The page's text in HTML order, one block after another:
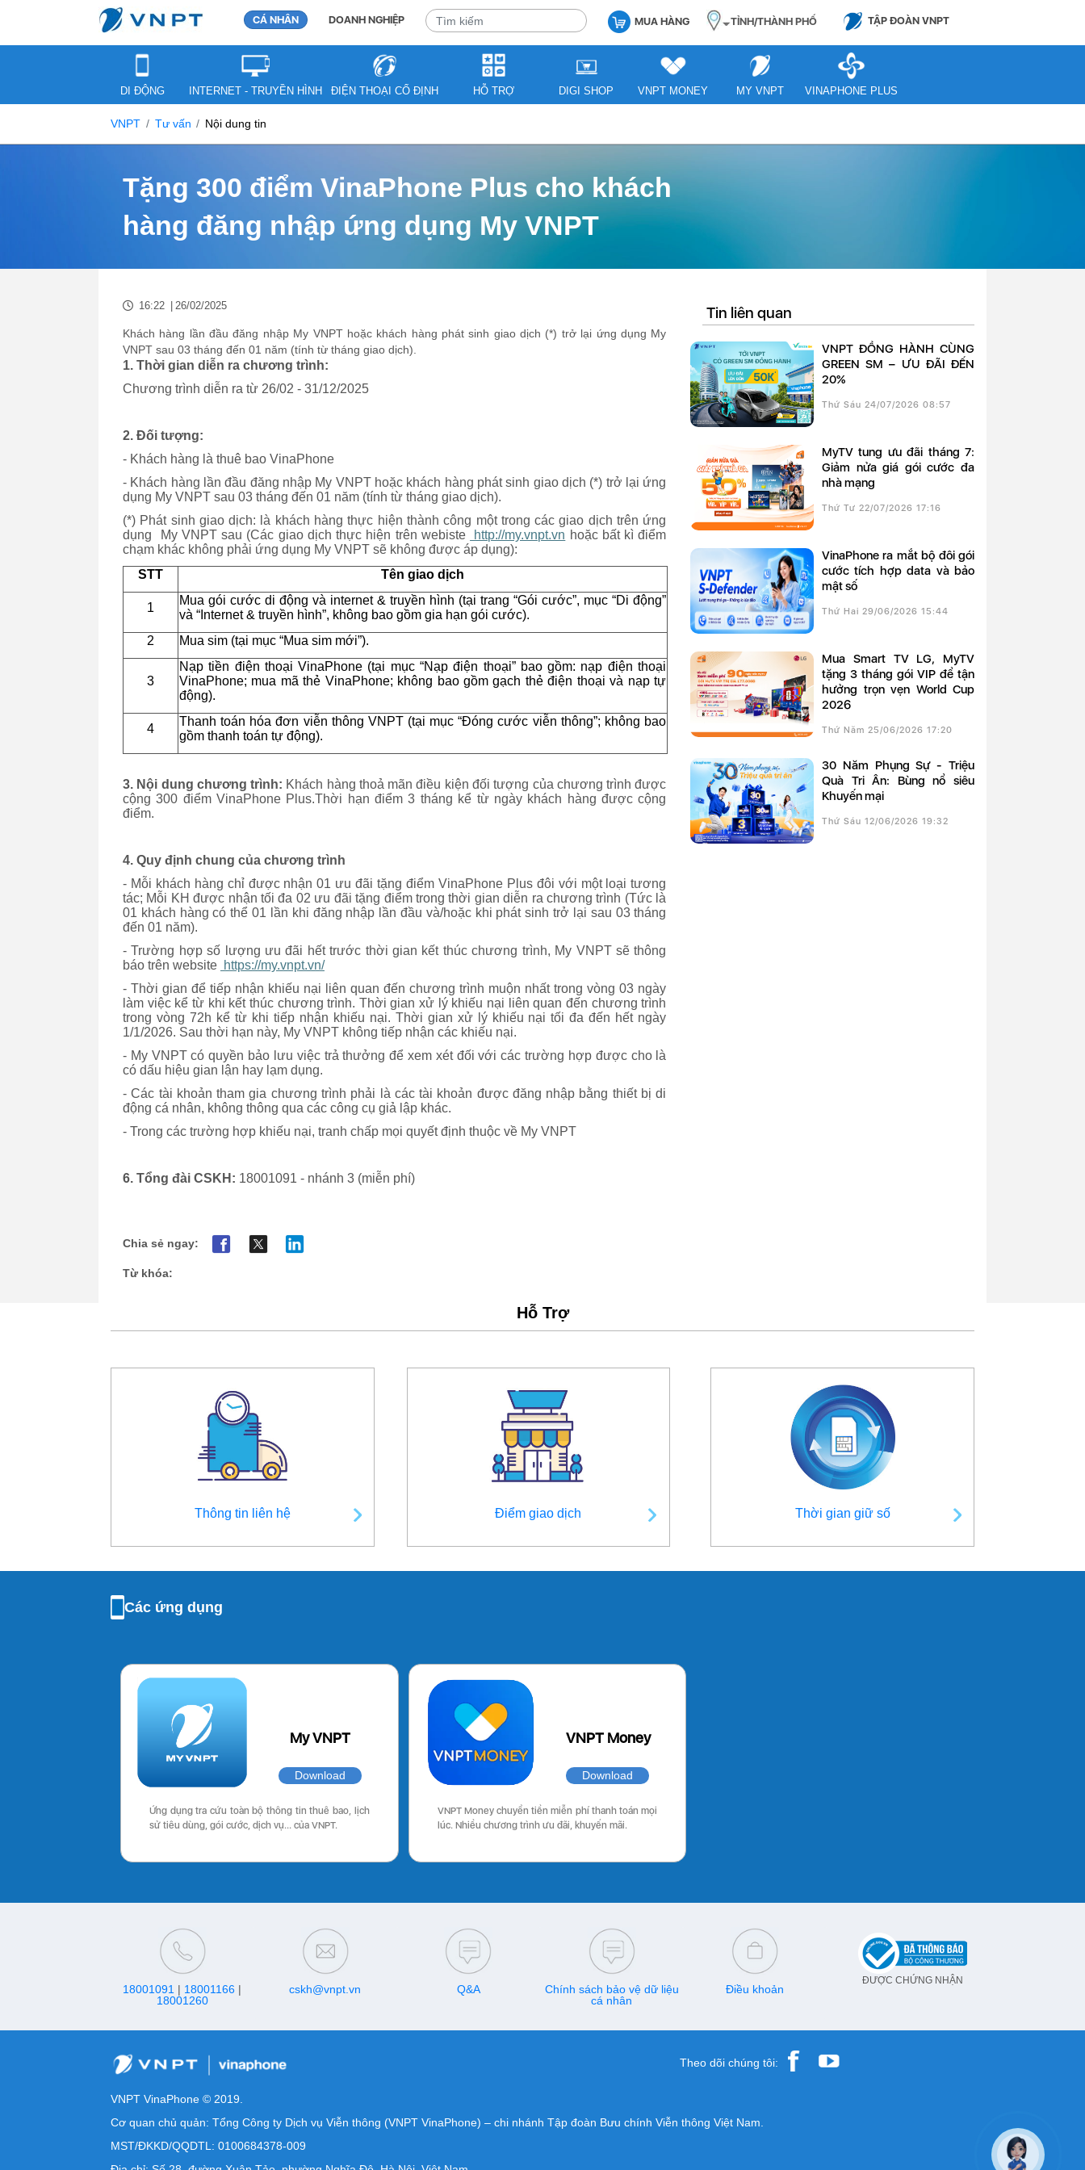
CÁ NHÂN DOANH NGHIỆP MUA HÀNG TỈNH/THÀNH PHỐ TẬP ĐOÀN VNPT
DI ĐỘNG INTERNET - TRUYỀN HÌNH ĐIỆN THOẠI CỐ ĐỊNH HỖ TRỢ DIGI SHOP VNPT MONEY MY VNPT VINAPHONE PLUS
VNPT Tư vấn Nội dung tin
Tặng 300 điểm VinaPhone Plus cho khách
hàng đăng nhập ứng dụng My VNPT
16:22 26/02/2025
Khách hàng lần đầu đăng nhập My VNPT hoặc khách hàng phát sinh giao dịch (*) trở lại ứng dụng My
VNPT sau 03 tháng đến 01 năm (tính từ tháng giao dịch).
1. Thời gian diễn ra chương trình:
Chương trình diễn ra từ 26/02 - 31/12/2025
2. Đối tượng:
- Khách hàng là thuê bao VinaPhone
- Khách hàng lần đầu đăng nhập My VNPT hoặc khách hàng phát sinh giao dịch (*) trở lại ứng
dụng My VNPT sau 03 tháng đến 01 năm (tính từ tháng giao dịch).
(*) Phát sinh giao dịch: là khách hàng thực hiện thành công một trong các giao dịch trên ứng
dụng My VNPT sau (Các giao dịch thực hiện trên webiste
http://my.vnpt.vn hoặc bất kì điểm
chạm khác không phải ứng dụng My VNPT sẽ không được áp dụng):
STT
Tên giao dịch
1
Mua gói cước di động và internet & truyền hình (tại trang “Gói cước”, mục “Di động”
và “Internet & truyền hình”, không bao gồm gia hạn gói cước).
2
Mua sim (tại mục “Mua sim mới”).
3
Nạp tiền điện thoại VinaPhone (tại mục “Nạp điện thoại” bao gồm: nạp điện thoại
VinaPhone; mua mã thẻ VinaPhone; không bao gồm gạch thẻ điện thoại và nạp tự
động).
4
Thanh toán hóa đơn viễn thông VNPT (tại mục “Đóng cước viễn thông”; không bao
gồm thanh toán tự động).
3. Nội dung chương trình: Khách hàng thoả mãn điều kiện đối tượng của chương trình được
cộng 300 điểm VinaPhone Plus.Thời hạn điểm 3 tháng kể từ ngày khách hàng được cộng
điểm.
4. Quy định chung của chương trình
- Mỗi khách hàng chỉ được nhận 01 ưu đãi tặng điểm VinaPhone Plus đôi với một loại tương
tác; Mỗi KH được nhận tối đa 02 ưu đãi tặng điểm trong thời gian diễn ra chương trình (Tức là
01 khách hàng có thể 01 lần khi đăng nhập lần đầu và/hoặc khi phát sinh trở lại sau 03 tháng
đến 01 năm).
- Trường hợp số lượng ưu đãi hết trước thời gian kết thúc chương trình, My VNPT sẽ thông
báo trên website https://my.vnpt.vn/
- Thời gian để tiếp nhận khiếu nại liên quan đến chương trình muộn nhất trong vòng 03 ngày
làm việc kể từ khi kết thúc chương trình. Thời gian xử lý khiếu nại liên quan đến chương trình
trong vòng 72h kể từ khi tiếp nhận khiếu nại. Thời gian xử lý khiếu nại tối đa đến hết ngày
1/1/2026. Sau thời hạn này, My VNPT không tiếp nhận các khiếu nại.
- My VNPT có quyền bảo lưu việc trả thưởng để xem xét đối với các trường hợp được cho là
có dấu hiệu gian lận hay lạm dụng.
- Các tài khoản tham gia chương trình phải là các tài khoản được đăng nhập bằng thiết bị di
động cá nhân, không thông qua các công cụ giả lập khác.
- Trong các trường hợp khiếu nại, tranh chấp mọi quyết định thuộc về My VNPT
6. Tổng đài CSKH: 18001091 - nhánh 3 (miễn phí)
Chia sẻ ngay:
Từ khóa:
Tin liên quan
VNPT ĐỒNG HÀNH CÙNG
GREEN SM – ƯU ĐÃI ĐẾN
20%
Thứ Sáu 24/07/2026 08:57
MyTV tung ưu đãi tháng 7:
Giảm nửa giá gói cước đa
nhà mạng
Thứ Tư 22/07/2026 17:16
VinaPhone ra mắt bộ đôi gói
cước tích hợp data và bảo
mật số
Thứ Hai 29/06/2026 15:44
Mua Smart TV LG, MyTV
tặng 3 tháng gói VIP để tận
hưởng trọn vẹn World Cup
2026
Thứ Năm 25/06/2026 17:20
30 Năm Phụng Sự - Triệu
Quà Tri Ân: Bùng nổ siêu
Khuyến mại
Thứ Sáu 12/06/2026 19:32
Hỗ Trợ
Thông tin liên hệ Điểm giao dịch Thời gian giữ số
Các ứng dụng
My VNPT
Download
Ứng dụng tra cứu toàn bộ thông tin thuê bao, lịch
sử tiêu dùng, gói cước, dịch vụ… của VNPT.
VNPT Money
Download
VNPT Money chuyển tiền miễn phí thanh toán mọi
lúc. Nhiều chương trình ưu đãi, khuyến mãi.
18001091 | 18001166 |
18001260
cskh@vnpt.vn Q&A
Chính sách bảo vệ dữ liệu
cá nhân
Điều khoản
ĐƯỢC CHỨNG NHẬN
Theo dõi chúng tôi:
VNPT VinaPhone © 2019.
Cơ quan chủ quản: Tổng Công ty Dịch vụ Viễn thông (VNPT VinaPhone) – chi nhánh Tập đoàn Bưu chính Viễn thông Việt Nam.
MST/ĐKKD/QQDTL: 0100684378-009